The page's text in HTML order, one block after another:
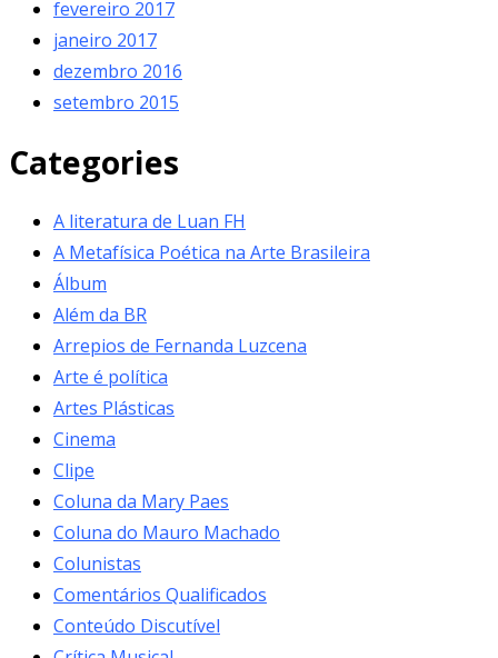
fevereiro 2017
janeiro 2017
dezembro 2016
setembro 2015
Categories
A literatura de Luan FH
A Metafísica Poética na Arte Brasileira
Álbum
Além da BR
Arrepios de Fernanda Luzcena
Arte é política
Artes Plásticas
Cinema
Clipe
Coluna da Mary Paes
Coluna do Mauro Machado
Colunistas
Comentários Qualificados
Conteúdo Discutível